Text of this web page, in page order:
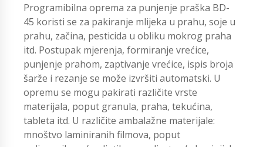
Programibilna oprema za punjenje praška BD-
45 koristi se za pakiranje mlijeka u prahu, soje u
prahu, začina, pesticida u obliku mokrog praha
itd. Postupak mjerenja, formiranje vrećice,
punjenje prahom, zaptivanje vrećice, ispis broja
šarže i rezanje se može izvršiti automatski. U
opremu se mogu pakirati različite vrste
materijala, poput granula, praha, tekućina,
tableta itd. U različite ambalažne materijale:
mnoštvo laminiranih filmova, poput